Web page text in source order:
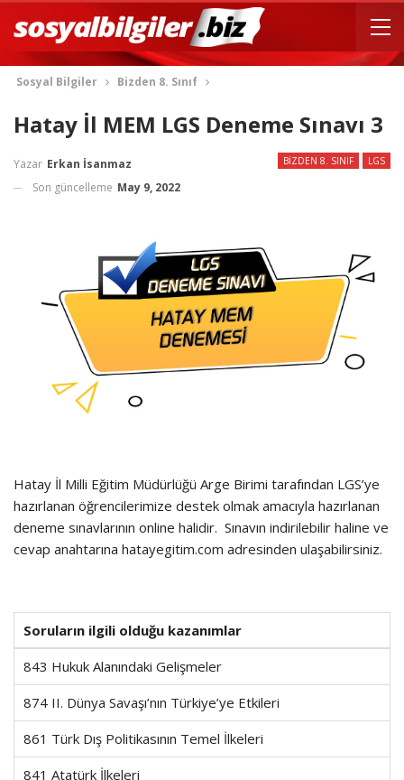
Sosyal Bilgiler Bizden 8. Sınıf
Hatay İl MEM LGS Deneme Sınavı 3
BIZDEN 8. SINIF LGS
Yazar Erkan İsanmaz
Son güncelleme May 9, 2022
Hatay İl Milli Eğitim Müdürlüğü Arge Birimi tarafından LGS’ye
hazırlanan öğrencilerimize destek olmak amacıyla hazırlanan
deneme sınavlarının online halidir. Sınavın indirilebilir haline ve
cevap anahtarına hatayegitim.com adresinden ulaşabilirsiniz.
Soruların ilgili olduğu kazanımlar
843 Hukuk Alanındaki Gelişmeler
874 II. Dünya Savaşı’nın Türkiye’ye Etkileri
861 Türk Dış Politikasının Temel İlkeleri
841 Atatürk İlkeleri